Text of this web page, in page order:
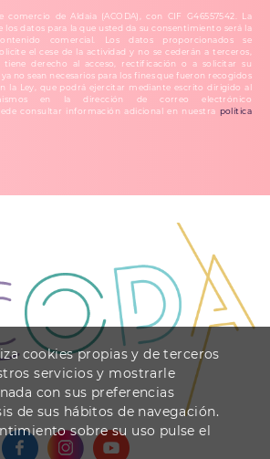
comercio de Aldaia (ACODA), con CIF G46557542. La
datos para la que usted da su consentimiento será la
comercial. Los datos proporcionados se
el cese de la actividad y no se cederán a terceros,
tiene derecho al acceso, rectificación o a solicitar su
no sean necesarios para los fines que fueron recogidos
la Ley, que podrá ejercitar mediante escrito dirigido al
en la dirección de correo electrónico
consultar información adicional en nuestra política
cookies propias y de terceros
servicios y mostrarle
con sus preferencias
de sus hábitos de navegación.
sobre su uso pulse el